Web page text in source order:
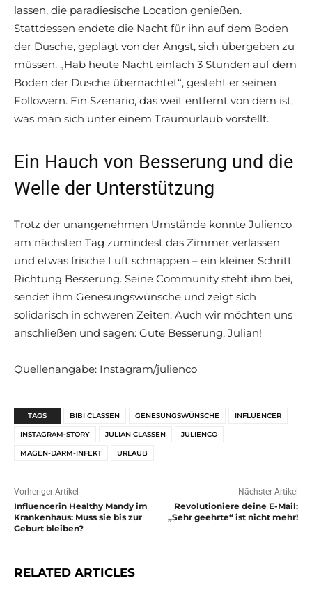
lassen, die paradiesische Location genießen.
Stattdessen endete die Nacht für ihn auf dem Boden
der Dusche, geplagt von der Angst, sich übergeben zu
müssen. „Hab heute Nacht einfach 3 Stunden auf dem
Boden der Dusche übernachtet“, gesteht er seinen
Followern. Ein Szenario, das weit entfernt von dem ist,
was man sich unter einem Traumurlaub vorstellt.
Ein Hauch von Besserung und die
Welle der Unterstützung
Trotz der unangenehmen Umstände konnte Julienco
am nächsten Tag zumindest das Zimmer verlassen
und etwas frische Luft schnappen – ein kleiner Schritt
Richtung Besserung. Seine Community steht ihm bei,
sendet ihm Genesungswünsche und zeigt sich
solidarisch in schweren Zeiten. Auch wir möchten uns
anschließen und sagen: Gute Besserung, Julian!
Quellenangabe: Instagram/julienco
TAGS BIBI CLASSEN GENESUNGSWÜNSCHE INFLUENCER
INSTAGRAM-STORY JULIAN CLASSEN JULIENCO
MAGEN-DARM-INFEKT URLAUB
Vorheriger Artikel
Influencerin Healthy Mandy im
Krankenhaus: Muss sie bis zur
Geburt bleiben?
Nächster Artikel
Revolutioniere deine E-Mail:
„Sehr geehrte“ ist nicht mehr!
RELATED ARTICLES